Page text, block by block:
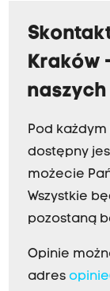
Kraków
naszych
Pod
dostępny
możecie
Wszystkie
pozostaną
Opinie
adres